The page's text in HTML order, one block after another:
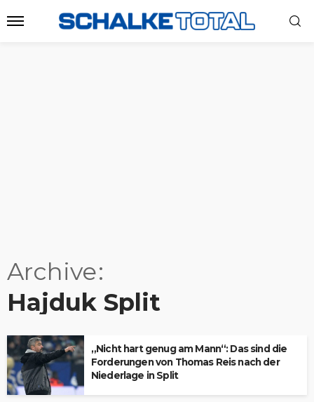
Archive
Hajduk Split
„Nicht hart genug am Mann“: Das sind die
Forderungen von Thomas Reis nach der
Niederlage in Split